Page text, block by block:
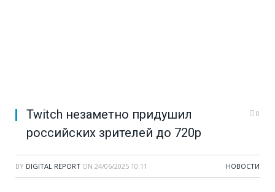
Twitch незаметно придушил
российских зрителей до 720p
0
BY DIGITAL REPORT ON 24/06/2025 10:11 НОВОСТИ